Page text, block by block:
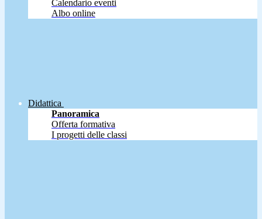
Calendario eventi
Albo online
Didattica
Panoramica
Offerta formativa
I progetti delle classi